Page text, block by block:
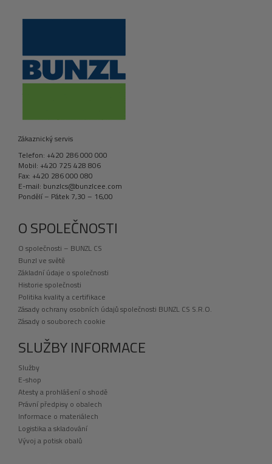
Zákaznický servis
Telefon: +420 286 000 000
Mobil: +420 725 428 806
Fax: +420 286 000 080
E-mail: bunzlcs@bunzlcee.com
Pondělí – Pátek 7,30 – 16,00
O SPOLEČNOSTI
O společnosti – BUNZL CS
Bunzl ve světě
Základní údaje o společnosti
Historie společnosti
Politika kvality a certifikace
Zásady ochrany osobních údajů společnosti BUNZL CS S.R.O.
Zásady o souborech cookie
SLUŽBY INFORMACE
Služby
E-shop
Atesty a prohlášení o shodě
Právní předpisy o obalech
Informace o materiálech
Logistika a skladování
Vývoj a potisk obalů